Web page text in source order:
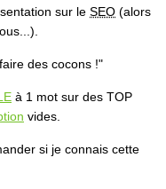
sur le SEO (alors
des cocons !"
à 1 mot sur des TOP
vides.
si je connais cette